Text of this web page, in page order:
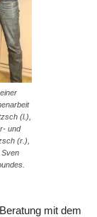
(l.),
und
(r.),
Sven
mit dem